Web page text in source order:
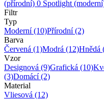
(přírodní) 0 Spotlight
Filtr
Typ
Moderní(10)Přírodní(2)
Barva
Červená (1)Modrá (12)Hnědá
Vzor
Designová (9)Grafická (10)
(3)Domácí(2)
Material
Vliesová (12)